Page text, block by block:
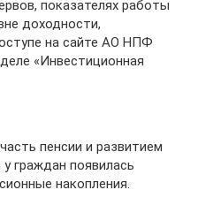
показателях работы
доходности,
на сайте АО НПФ
«Инвестиционная
пенсии и развитием
граждан появилась
накопления.